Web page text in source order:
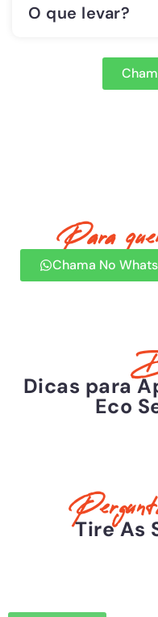
O que levar?
Para
Chama No Whats
Dicas para
Eco
Tire As